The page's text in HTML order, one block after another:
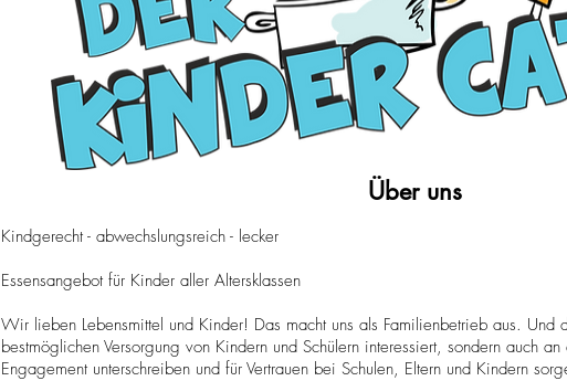
Über uns
Kindgerecht - abwechslungsreich - lecker
Essensangebot für Kinder aller Altersklassen
Wir lieben Lebensmittel und Kinder! Das macht uns als Familienbetrieb aus.
bestmöglichen Versorgung von Kindern und Schülern interessiert, sondern auch
Engagement unterschreiben und für Vertrauen bei Schulen, Eltern und Kindern